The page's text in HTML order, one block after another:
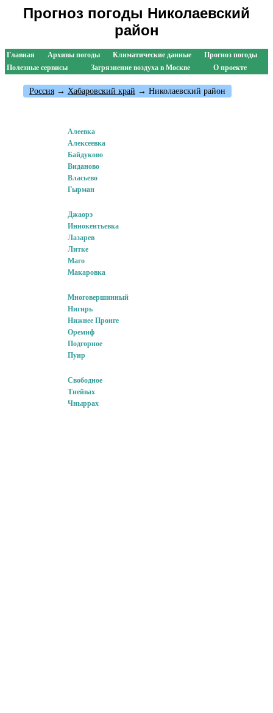
Прогноз погоды Николаевский
район
Главная Архивы погоды Климатические данные
Прогноз погоды
Полезные сервисы
Загрязнение воздуха в Москве О проекте
Россия → Хабаровский край → Николаевский район
Алеевка
Алексеевка
Байдуково
Виданово
Власьево
Гырман
Джаорэ
Иннокентьевка
Лазарев
Литке
Маго
Макаровка
Многовершинный
Нигирь
Нижнее Пронге
Оремиф
Подгорное
Пуир
Свободное
Тнейвах
Чныррах